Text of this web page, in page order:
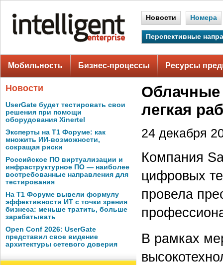
Новости Номера
Перспективные
Мобильность Бизнес-процессы Ресурсы
Новости
UserGate будет тестировать свои
решения при помощи
оборудования Xinertel
Эксперты на Т1 Форуме: как
множить ИИ-возможности,
сокращая риски
Российское ПО виртуализации и
инфраструктурное ПО — наиболее
востребованные направления для
тестирования
На Т1 Форуме вывели формулу
эффективности ИТ с точки зрения
бизнеса: меньше тратить, больше
зарабатывать
Open Conf 2026: UserGate
представил свое видение
архитектуры сетевого доверия
Облачные
легкая
24 декабря
Компания
цифровых
провела
В рамках